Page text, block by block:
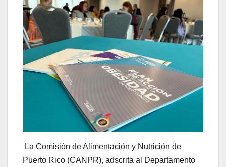
La Comisión de Alimentación y Nutrición de
Puerto Rico (CANPR), adscrita al Departamento